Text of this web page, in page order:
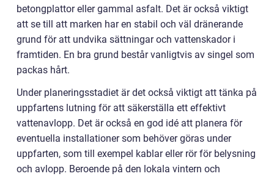
betongplattor eller gammal asfalt. Det är också viktigt
att se till att marken har en stabil och väl dränerande
grund för att undvika sättningar och vattenskador i
framtiden. En bra grund består vanligtvis av singel som
packas hårt.
Under planeringsstadiet är det också viktigt att tänka på
uppfartens lutning för att säkerställa ett effektivt
vattenavlopp. Det är också en god idé att planera för
eventuella installationer som behöver göras under
uppfarten, som till exempel kablar eller rör för belysning
och avlopp. Beroende på den lokala vintern och